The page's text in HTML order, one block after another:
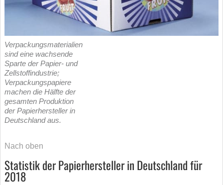
Verpackungsmaterialien
sind eine wachsende
Sparte der Papier- und
Zellstoffindustrie;
Verpackungspapiere
machen die Hälfte der
gesamten Produktion
der Papierhersteller in
Deutschland aus.
Nach oben
Statistik der Papierhersteller in Deutschland für
2018